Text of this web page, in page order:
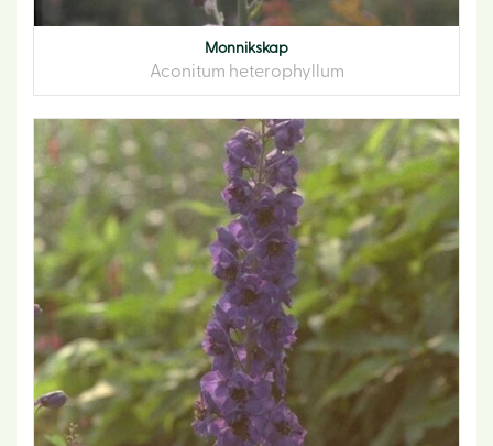
Monnikskap
Aconitum heterophyllum